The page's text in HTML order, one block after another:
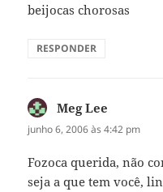
beijocas chorosas
RESPONDER
Meg Lee
junho 6, 2006 às 4:42 pm
Fozoca querida, não
seja a que tem você,